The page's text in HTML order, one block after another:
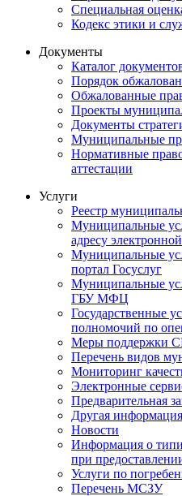
Специальная
Кодекс этики и
Документы
Каталог
Порядок
Обжалованные
Проекты
Документы
Муниципальные
Нормативные
аттестации
Услуги
Реестр
Муниципальные
адресу
Муниципальные
портал Госуслуг
Муниципальные
ГБУ МФЦ
Государственные
полномочий по
Меры поддержки
Перечень видов
Мониторинг
Электронные
Предварительная
Другая информация
Новости
Информация о
при
Услуги по
Перечень МСЗУ